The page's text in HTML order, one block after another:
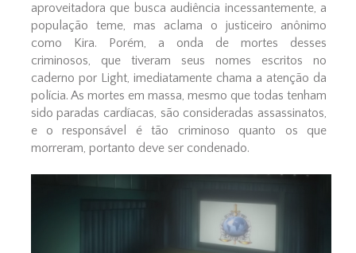
aproveitadora que busca audiência incessantemente, a
população teme, mas aclama o justiceiro anônimo
como Kira. Porém, a onda de mortes desses
criminosos, que tiveram seus nomes escritos no
caderno por Light, imediatamente chama a atenção da
polícia. As mortes em massa, mesmo que todas tenham
sido paradas cardíacas, são consideradas assassinatos,
e o responsável é tão criminoso quanto os que
morreram, portanto deve ser condenado.